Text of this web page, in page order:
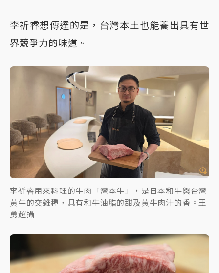
李祈睿想傳達的是，台灣本土也能養出具有世
界競爭力的味道。
李祈睿用來料理的牛肉「灣本牛」，是日本和牛與台灣
黃牛的交雜種，具有和牛油脂的甜及黃牛肉汁的香。王
勇超攝